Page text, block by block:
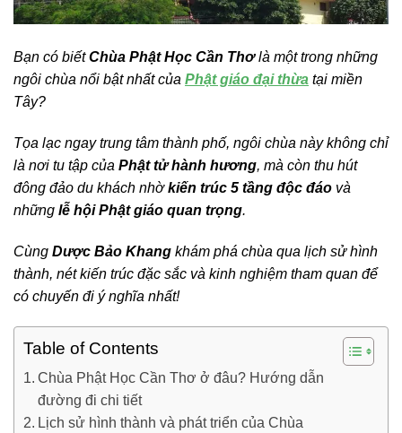
Bạn có biếtChùa Phật Học Cần Thơlà một trong những
ngôi chùa nổi bật nhất của Phật giáo đại thừa tại miền
Tây?
Tọa lạc ngay trung tâm thành phố, ngôi chùa này không chỉ
là nơi tu tập của Phật tử hành hương, mà còn thu hút
đông đảo du khách nhờkiến trúc 5 tầng độc đáo và
những lễ hội Phật giáo quan trọng.
Cùng Dược Bảo Khang khám phá chùa qua lịch sử hình
thành, nét kiến trúc đặc sắc và kinh nghiệm tham quan để
có chuyến đi ý nghĩa nhất!
Table of Contents
Chùa Phật Học Cần Thơ ở đâu? Hướng dẫn
đường đi chi tiết
Lịch sử hình thành và phát triển của Chùa